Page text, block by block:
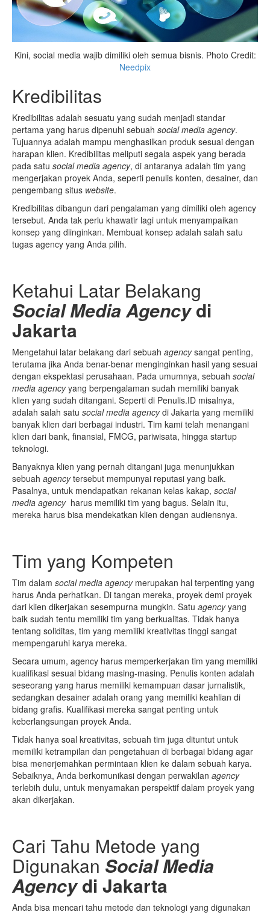
Kini, social media wajib dimiliki oleh semua bisnis. Photo Credit:
Needpix
Kredibilitas
Kredibilitas adalah sesuatu yang sudah menjadi standar
pertama yang harus dipenuhi sebuah social media agency.
Tujuannya adalah mampu menghasilkan produk sesuai dengan
harapan klien. Kredibilitas meliputi segala aspek yang berada
pada satu social media agency, di antaranya adalah tim yang
mengerjakan proyek Anda, seperti penulis konten, desainer, dan
pengembang situs website.
Kredibilitas dibangun dari pengalaman yang dimiliki oleh agency
tersebut. Anda tak perlu khawatir lagi untuk menyampaikan
konsep yang diinginkan. Membuat konsep adalah salah satu
tugas agency yang Anda pilih.
Ketahui Latar Belakang
Social Media Agencydi
Jakarta
Mengetahui latar belakang dari sebuah agencysangat penting,
terutama jika Anda benar-benar menginginkan hasil yang sesuai
dengan ekspektasi perusahaan. Pada umumnya, sebuah social
media agencyyang berpengalaman sudah memiliki banyak
klien yang sudah ditangani. Seperti di Penulis.ID misalnya,
adalah salah satu social media agencydi Jakarta yang memiliki
banyak klien dari berbagai industri. Tim kami telah menangani
klien dari bank, finansial, FMCG, pariwisata, hingga startup
teknologi.
Banyaknya klien yang pernah ditangani juga menunjukkan
sebuah agencytersebut mempunyai reputasi yang baik.
Pasalnya, untuk mendapatkan rekanan kelas kakap, social
media agencyharus memiliki tim yang bagus. Selain itu,
mereka harus bisa mendekatkan klien dengan audiensnya.
Tim yang Kompeten
Tim dalam social media agencymerupakan hal terpenting yang
harus Anda perhatikan. Di tangan mereka, proyek demi proyek
dari klien dikerjakan sesempurna mungkin. Satu agencyyang
baik sudah tentu memiliki tim yang berkualitas. Tidak hanya
tentang soliditas, tim yang memiliki kreativitas tinggi sangat
mempengaruhi karya mereka.
Secara umum, agency harus memperkerjakan tim yang memiliki
kualifikasi sesuai bidang masing-masing. Penulis konten adalah
seseorang yang harus memiliki kemampuan dasar jurnalistik,
sedangkan desainer adalah orang yang memiliki keahlian di
bidang grafis. Kualifikasi mereka sangat penting untuk
keberlangsungan proyek Anda.
Tidak hanya soal kreativitas, sebuah tim juga dituntut untuk
memiliki ketrampilan dan pengetahuan di berbagai bidang agar
bisa menerjemahkan permintaan klien ke dalam sebuah karya.
Sebaiknya, Anda berkomunikasi dengan perwakilan agency
terlebih dulu, untuk menyamakan perspektif dalam proyek yang
akan dikerjakan.
Cari Tahu Metode yang
Digunakan Social Media
Agencydi Jakarta
Anda bisa mencari tahu metode dan teknologi yang digunakan